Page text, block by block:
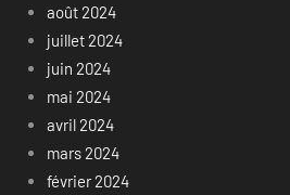
août 2024
juillet 2024
juin 2024
mai 2024
avril 2024
mars 2024
février 2024